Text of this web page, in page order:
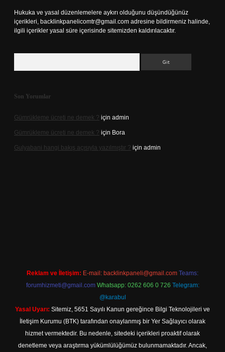
Hukuka ve yasal düzenlemelere aykırı olduğunu düşündüğünüz
içerikleri, backlinkpanelicomtr@gmail.com adresine bildirmeniz halinde,
ilgili içerikler yasal süre içerisinde sitemizden kaldırılacaktır.
Son Yorumlar
Gümrükleme ücreti ne demek ? için admin
Gümrükleme ücreti ne demek ? için Bora
Gulyabani hangi bakış açısıyla yazılmıştır ? için admin
Reklam ve İletişim: E-mail: backlinkpaneli@gmail.com Teams:
forumhizmeti@gmail.com Whatsapp: 0262 606 0 726 Telegram:
@karabul
Yasal Uyarı: Sitemiz, 5651 Sayılı Kanun gereğince Bilgi Teknolojileri ve
İletişim Kurumu (BTK) tarafından onaylanmış bir Yer Sağlayıcı olarak
hizmet vermektedir. Bu nedenle, sitedeki içerikleri proaktif olarak
denetleme veya araştırma yükümlülüğümüz bulunmamaktadır. Ancak,